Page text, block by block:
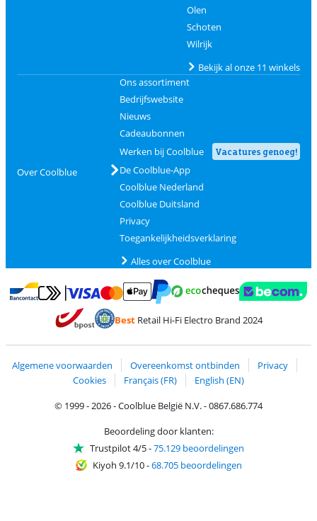
Olen
Schoten
Wilrijk
Bekijk al onze 11 winkels
Over Coolblue
Ons assortiment
Bedrijfswebsite
Nieuws
Cadeaubonnen
Werken bij Coolblue
Vacatures genoeg!
De Coolblue-App
Coolblue Nederland
Coolblue Duitsland
Privacy
Toegankelijkheidsverklaring
Alles over Coolblue
Betalen met Bancontact
Betalen met MasterCard en Visa via ClickToPay
Betalen met PayPal
BestRetail Hi-Fi Electro Brand 2024
Algemene voorwaarden Overeenkomst ontbinden
Privacy
Cookies
Français (FR)
English (EN)
© 1999 - 2026 - Coolblue België N.V. - 0867.686.774
Beoordeling door klanten:
Trustpilot 4/5-75.129 beoordelingen
Kiyoh 9.1/10-68.705 beoordelingen